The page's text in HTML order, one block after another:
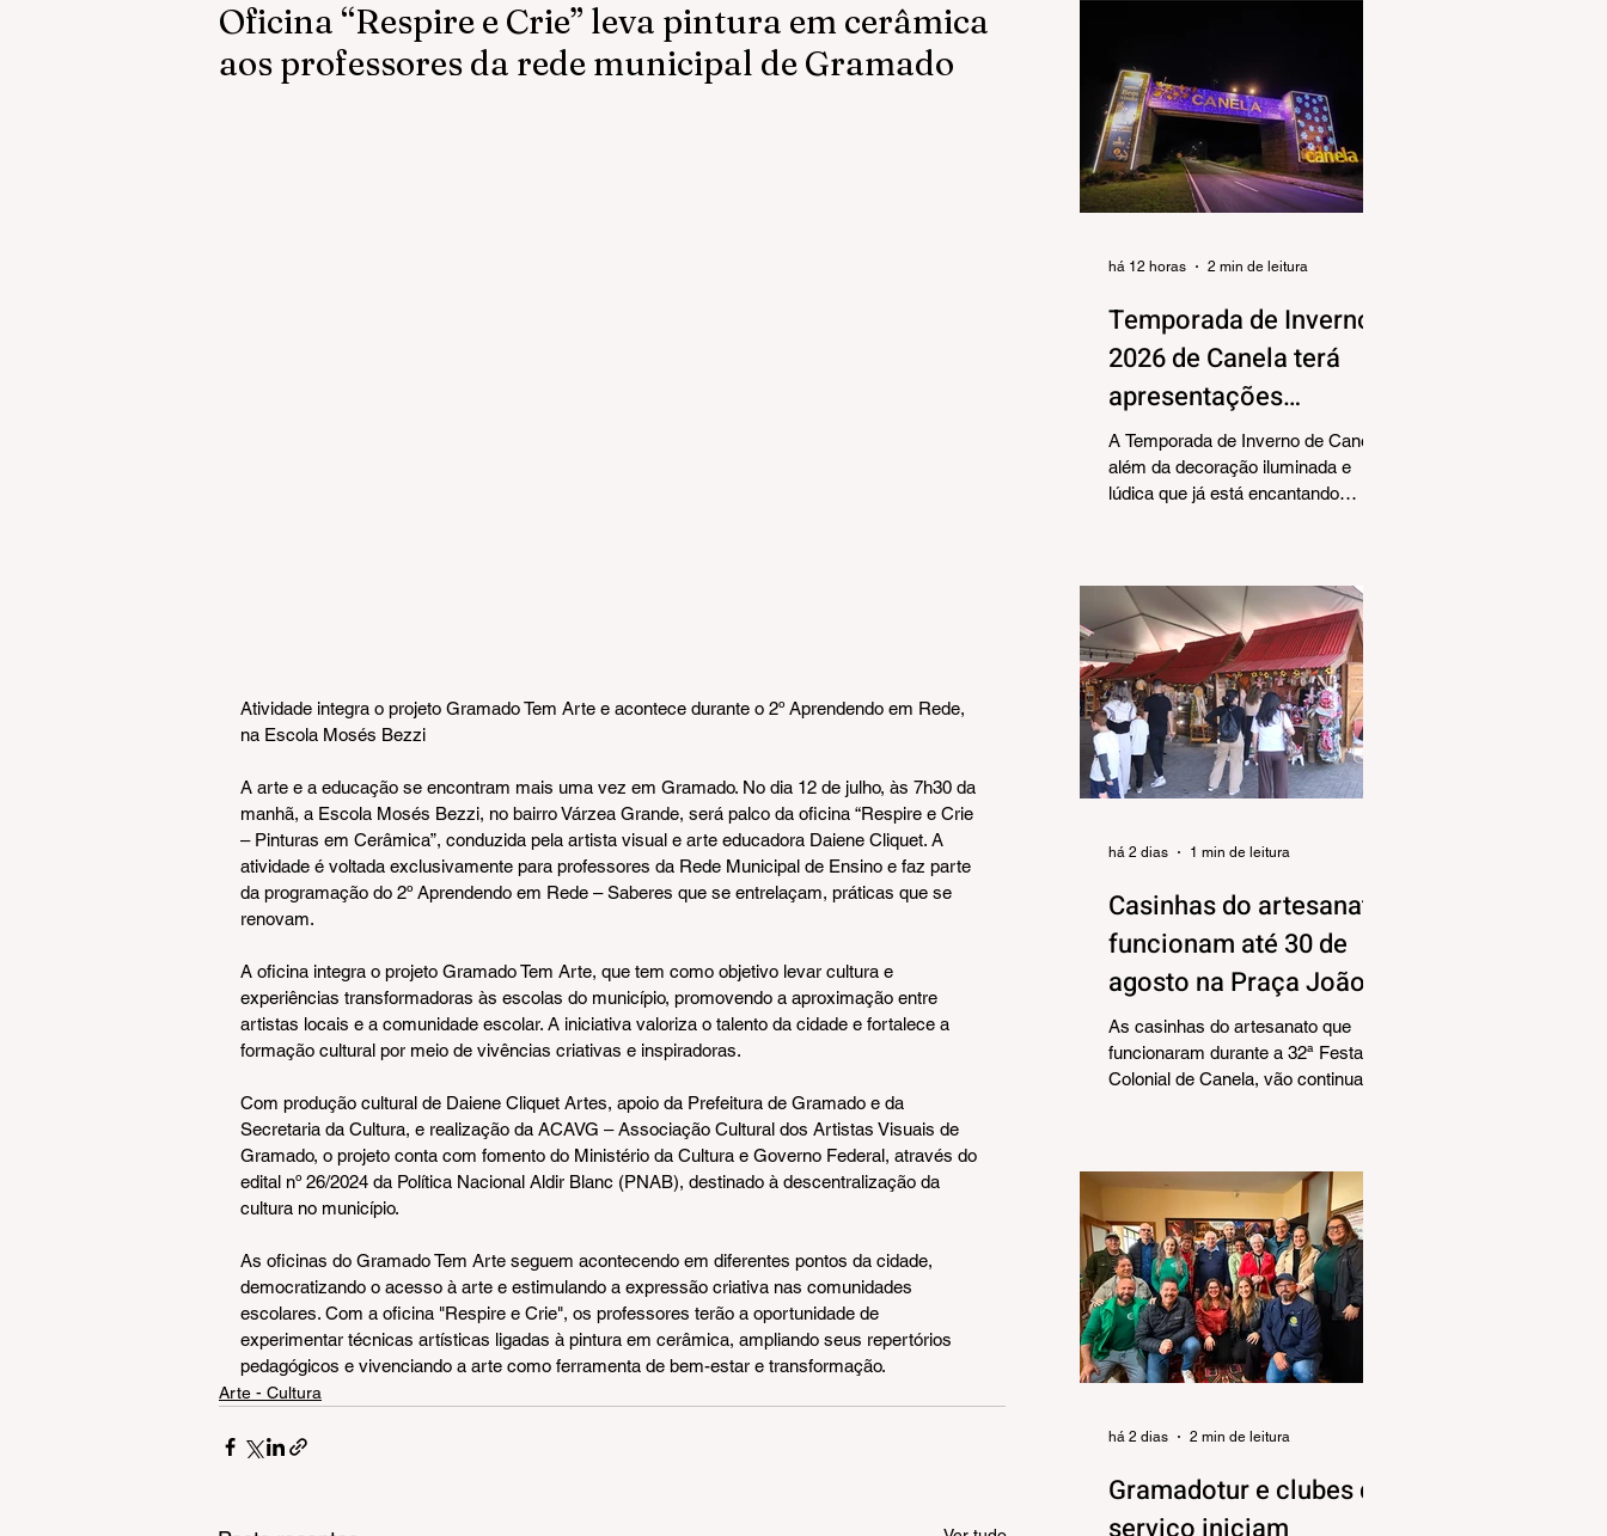
Oficina “Respire e Crie” leva pintura em cerâmica
aos professores da rede municipal de Gramado
Atividade integra o projeto Gramado Tem Arte e acontece durante o 2º Aprendendo em Rede,
na Escola Mosés Bezzi
A arte e a educação se encontram mais uma vez em Gramado. No dia 12 de julho, às 7h30 da
manhã, a Escola Mosés Bezzi, no bairro Várzea Grande, será palco da oficina “Respire e Crie
– Pinturas em Cerâmica”, conduzida pela artista visual e arte educadora Daiene Cliquet. A
atividade é voltada exclusivamente para professores da Rede Municipal de Ensino e faz parte
da programação do 2º Aprendendo em Rede – Saberes que se entrelaçam, práticas que se
renovam.
A oficina integra o projeto Gramado Tem Arte, que tem como objetivo levar cultura e
experiências transformadoras às escolas do município, promovendo a aproximação entre
artistas locais e a comunidade escolar. A iniciativa valoriza o talento da cidade e fortalece a
formação cultural por meio de vivências criativas e inspiradoras.
Com produção cultural de Daiene Cliquet Artes, apoio da Prefeitura de Gramado e da
Secretaria da Cultura, e realização da ACAVG – Associação Cultural dos Artistas Visuais de
Gramado, o projeto conta com fomento do Ministério da Cultura e Governo Federal, através do
edital nº 26/2024 da Política Nacional Aldir Blanc (PNAB), destinado à descentralização da
cultura no município.
As oficinas do Gramado Tem Arte seguem acontecendo em diferentes pontos da cidade,
democratizando o acesso à arte e estimulando a expressão criativa nas comunidades
escolares. Com a oficina "Respire e Crie", os professores terão a oportunidade de
experimentar técnicas artísticas ligadas à pintura em cerâmica, ampliando seus repertórios
pedagógicos e vivenciando a arte como ferramenta de bem-estar e transformação.
Arte - Cultura
Temporada de Inverno
2026 de Canela terá
apresentações
musicais na Praça João
Corrêa
A Temporada de Inverno de Canela,
além da decoração iluminada e
lúdica que já está encantando
de Turismo e Cultura para agradar
aos mais variados públicos e trazer
uma atmosfera mais intimista para
a Praça João Corrêa, onde as
apresentações vão acontecer, tendo
o Centro de Atenção ao Turista e a
Feira de Artesanato como pano de
fundo. Os shows estão
há 12 horas 2 min de leitura
Casinhas do artesanato
funcionam até 30 de
agosto na Praça João
Corrêa
As casinhas do artesanato que
funcionaram durante a 32ª Festa
Colonial de Canela, vão continuar
Secretaria Municipal de Turismo e
Cultura, a pedido dos próprios
artesãos, a estrutura seguirá
montada para aproveitar a
movimentação da cidade durante a
Temporada de Inverno, que também
contará com programação musical
no local. O funcionamento da
há 2 dias 1 min de leitura
Gramadotur e clubes de
há 2 dias 2 min de leitura